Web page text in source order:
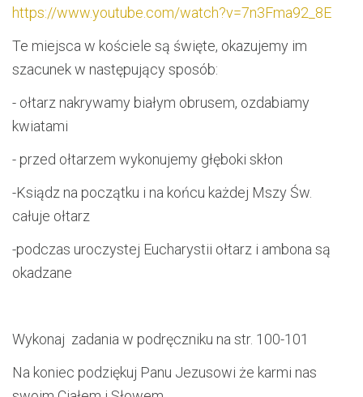
https://www.youtube.com/watch?v=7n3Fma92_8E
Te miejsca w kościele są święte, okazujemy im
szacunek w następujący sposób:
- ołtarz nakrywamy białym obrusem, ozdabiamy
kwiatami
- przed ołtarzem wykonujemy głęboki skłon
-Ksiądz na początku i na końcu każdej Mszy Św.
całuje ołtarz
-podczas uroczystej Eucharystii ołtarz i ambona są
okadzane
Wykonaj zadania w podręczniku na str. 100-101
Na koniec podziękuj Panu Jezusowi że karmi nas